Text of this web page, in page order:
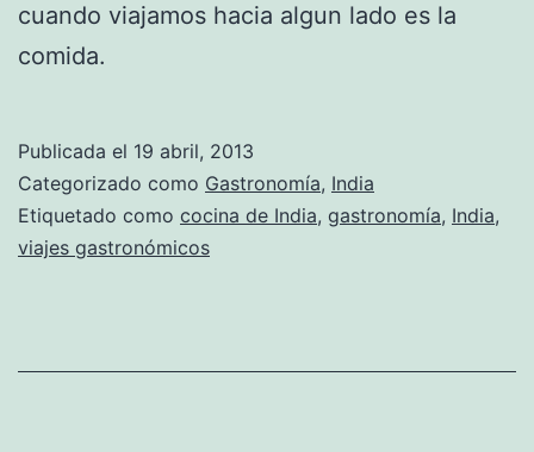
cuando viajamos hacia algun lado es la
comida.
Publicada el 19 abril, 2013
Categorizado como Gastronomía, India
Etiquetado como cocina de India, gastronomía, India,
viajes gastronómicos